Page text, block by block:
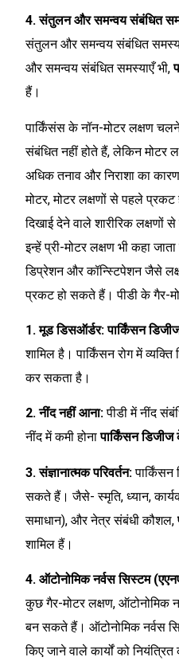
4. संतुलन और समन्वय संबंधित
संतुलन और समन्वय संबंधित
और समन्वय संबंधित समस्याएँ भी,
हैं।
पार्किंसंस के नॉन-मोटर लक्षण
संबंधित नहीं होते हैं, लेकिन मोटर
अधिक तनाव और निराशा का
मोटर, मोटर लक्षणों से पहले
दिखाई देने वाले शारीरिक लक्षणों
इन्हें प्री-मोटर लक्षण भी कहा
डिप्रेशन और कॉन्स्टिपेशन जैसे
प्रकट हो सकते हैं। पीडी के गैर-
1. मूड डिसऑर्डर: पार्किंसन
शामिल है। पार्किंसन रोग में
कर सकता है।
2. नींद नहीं आना:पीडी में नींद
नींद में कमी होनापार्किंसन
3. संज्ञानात्मक परिवर्तन:पार्किंसन
सकते हैं। जैसे- स्मृति, ध्यान,
समाधान), और नेत्र संबंधी कौशल,
शामिल हैं।
4. ऑटोनोमिक नर्वस सिस्टम
कुछ गैर-मोटर लक्षण, ऑटोनोमिक
बन सकते हैं। ऑटोनोमिक नर्वस
किए जाने वाले कार्यों को